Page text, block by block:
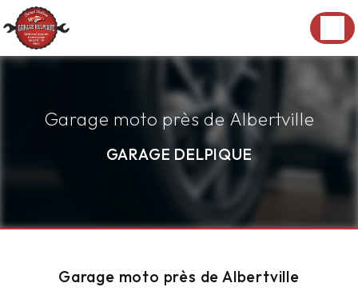
Garage moto près de Albertville
GARAGE DELPIQUE
Garage moto près de Albertville
Panneau de gestion des cookies